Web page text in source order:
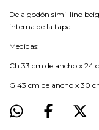
De algodón simil lino
interna de la tapa.
Medidas:
Ch 33 cm de ancho x 24
G 43 cm de ancho x 30